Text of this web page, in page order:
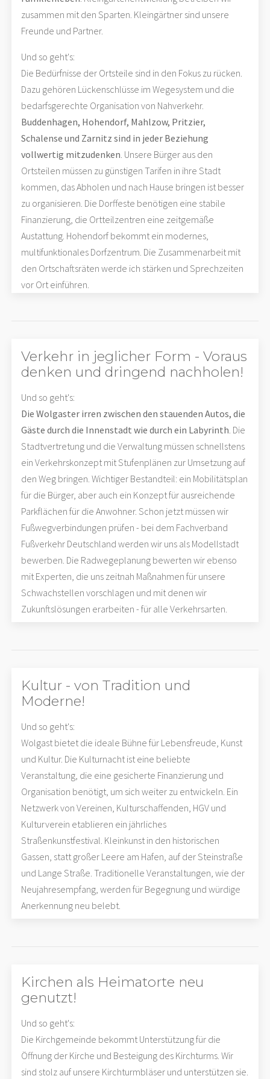
zusammen mit den Sparten. Kleingärtner sind unsere
Freunde und Partner.
Und so geht's:
Die Bedürfnisse der Ortsteile sind in den Fokus zu rücken.
Dazu gehören Lückenschlüsse im Wegesystem und die
bedarfsgerechte Organisation von Nahverkehr.
Buddenhagen, Hohendorf, Mahlzow, Pritzier,
Schalense und Zarnitz sind in jeder Beziehung
vollwertig mitzudenken. Unsere Bürger aus den
Ortsteilen müssen zu günstigen Tarifen in ihre Stadt
kommen, das Abholen und nach Hause bringen ist besser
zu organisieren. Die Dorffeste benötigen eine stabile
Finanzierung, die Ortteilzentren eine zeitgemäße
Austattung. Hohendorf bekommt ein modernes,
multifunktionales Dorfzentrum. Die Zusammenarbeit mit
den Ortschaftsräten werde ich stärken und Sprechzeiten
vor Ort einführen.
Verkehr in jeglicher Form - Voraus
denken und dringend nachholen!
Und so geht's:
Die Wolgaster irren zwischen den stauenden Autos, die
Gäste durch die Innenstadt wie durch ein Labyrinth. Die
Stadtvertretung und die Verwaltung müssen schnellstens
ein Verkehrskonzept mit Stufenplänen zur Umsetzung auf
den Weg bringen. Wichtiger Bestandteil: ein Mobilitätsplan
für die Bürger, aber auch ein Konzept für ausreichende
Parkflächen für die Anwohner. Schon jetzt müssen wir
Fußwegverbindungen prüfen - bei dem Fachverband
Fußverkehr Deutschland werden wir uns als Modellstadt
bewerben. Die Radwegeplanung bewerten wir ebenso
mit Experten, die uns zeitnah Maßnahmen für unsere
Schwachstellen vorschlagen und mit denen wir
Zukunftslösungen erarbeiten - für alle Verkehrsarten.
Kultur - von Tradition und
Moderne!
Und so geht's:
Wolgast bietet die ideale Bühne für Lebensfreude, Kunst
und Kultur. Die Kulturnacht ist eine beliebte
Veranstaltung, die eine gesicherte Finanzierung und
Organisation benötigt, um sich weiter zu entwickeln. Ein
Netzwerk von Vereinen, Kulturschaffenden, HGV und
Kulturverein etablieren ein jährliches
Straßenkunstfestival. Kleinkunst in den historischen
Gassen, statt großer Leere am Hafen, auf der Steinstraße
und Lange Straße. Traditionelle Veranstaltungen, wie der
Neujahresempfang, werden für Begegnung und würdige
Anerkennung neu belebt.
Kirchen als Heimatorte neu
genutzt!
Und so geht's:
Die Kirchgemeinde bekommt Unterstützung für die
Öffnung der Kirche und Besteigung des Kirchturms. Wir
sind stolz auf unsere Kirchturmbläser und unterstützen sie.